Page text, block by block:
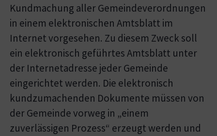
Kundmachung aller Gemeindeverordnungen
in einem elektronischen Amtsblatt im
Internet vorgesehen. Zu diesem Zweck soll
ein elektronisch geführtes Amtsblatt unter
der Internetadresse jeder Gemeinde
eingerichtet werden. Die elektronisch
kundzumachenden Dokumente müssen von
der Gemeinde vorweg in „einem
zuverlässigen Prozess“ erzeugt werden und